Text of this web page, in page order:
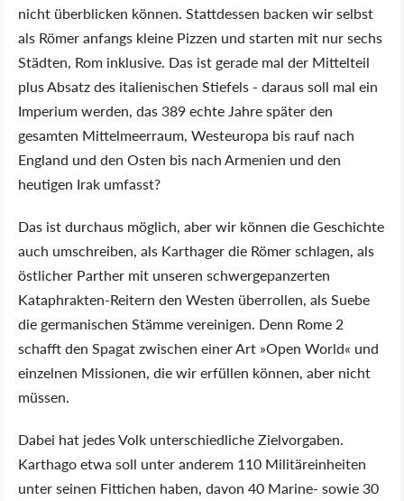
nicht überblicken können. Stattdessen backen wir selbst
als Römer anfangs kleine Pizzen und starten mit nur sechs
Städten, Rom inklusive. Das ist gerade mal der Mittelteil
plus Absatz des italienischen Stiefels - daraus soll mal ein
Imperium werden, das 389 echte Jahre später den
gesamten Mittelmeerraum, Westeuropa bis rauf nach
England und den Osten bis nach Armenien und den
heutigen Irak umfasst?
Das ist durchaus möglich, aber wir können die Geschichte
auch umschreiben, als Karthager die Römer schlagen, als
östlicher Parther mit unseren schwergepanzerten
Kataphrakten-Reitern den Westen überrollen, als Suebe
die germanischen Stämme vereinigen. Denn Rome 2
schafft den Spagat zwischen einer Art »Open World« und
einzelnen Missionen, die wir erfüllen können, aber nicht
müssen.
Dabei hat jedes Volk unterschiedliche Zielvorgaben.
Karthago etwa soll unter anderem 110 Militäreinheiten
unter seinen Fittichen haben, davon 40 Marine- sowie 30